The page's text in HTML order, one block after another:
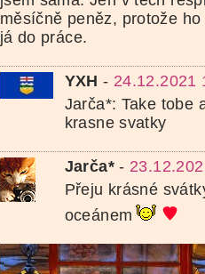
měsíčně peněz, protože
já do práce.
YXH - 24.12.2021
Jarča*: Take tobe
krasne svatky
Jarča*-
Přeju krásné
oceánem